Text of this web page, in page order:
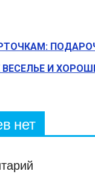
ВЕСЕЛЬЕ И
нет